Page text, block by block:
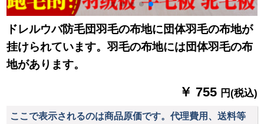
ドレルウバ防毛団羽毛の布地に団体羽毛の布地が
挂けられています。羽毛の布地には団体羽毛の布
地があります。
￥ 755 円(税込)
ここで表示されるのは商品原価です。代理費用、送料等